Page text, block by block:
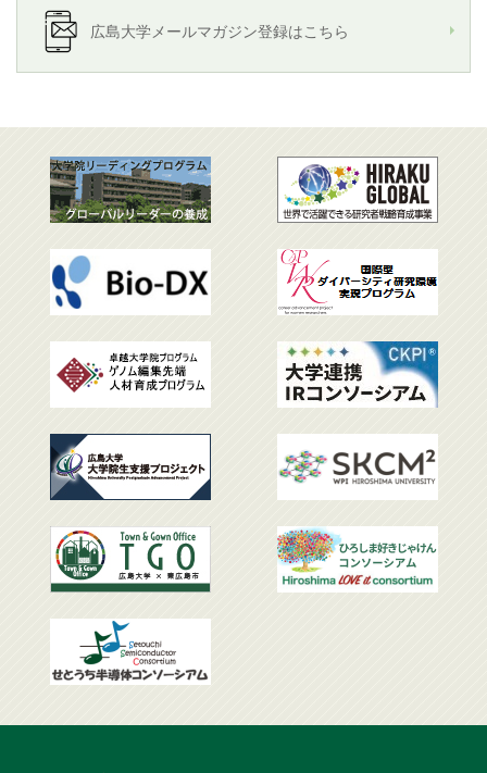
広島大学メールマガジン登録はこちら